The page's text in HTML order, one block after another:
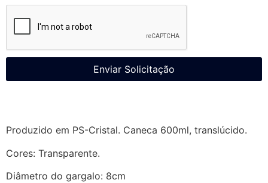
Enviar Solicitação
Produzido em PS-Cristal. Caneca 600ml, translúcido.
Cores: Transparente.
Diâmetro do gargalo: 8cm